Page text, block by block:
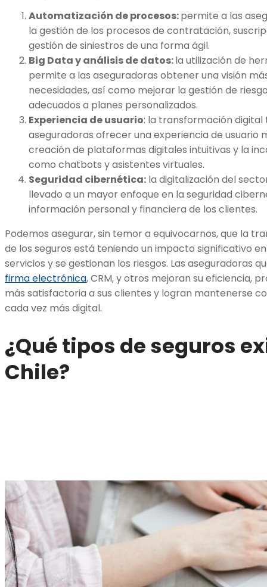
Automatización de procesos:permite a las
la gestión de los procesos de contratación,
gestión de siniestros de una forma ágil.
Big Data y análisis de datos:la utilización de
permite a las aseguradoras obtener una visión
necesidades, así como mejorar la gestión de
adecuados a planes personalizados.
Experiencia de usuario: la transformación
aseguradoras ofrecer una experiencia de usuario
creación de plataformas digitales intuitivas y la
como chatbots y asistentes virtuales.
Seguridad cibernética: la digitalización del
llevado a un mayor enfoque en la seguridad
información personal y financiera de los clientes.
Podemos asegurar, sin temor a equivocarnos, que la
de los seguros está teniendo un impacto significativo
servicios y se gestionan los riesgos. Las aseguradoras
firma electrónica, CRM, y otros mejoran su eficiencia,
más satisfactoria a sus clientes y logran mantenerse
cada vez más digital.
¿Qué tipos de seguros
Chile?